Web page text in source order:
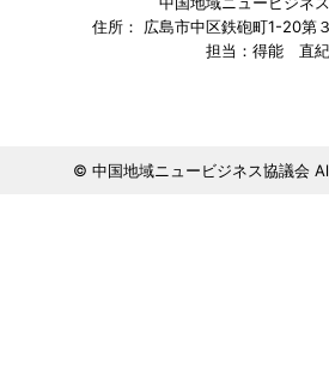
住所： 広島市中区鉄砲町1-20第
担当：得能 直紀
© 中国地域ニュービジネス協議会